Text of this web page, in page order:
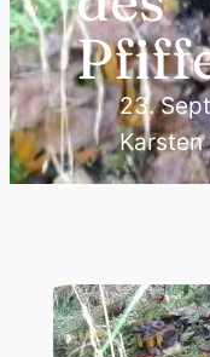
23.
Karsten